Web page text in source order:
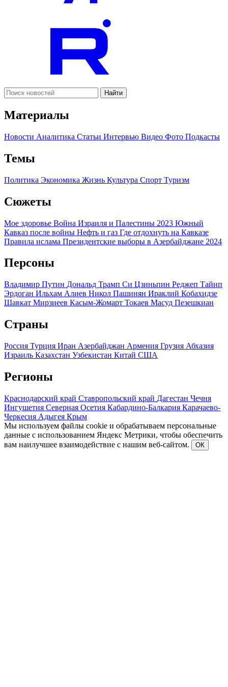
Найти
Материалы
Новости Аналитика Статьи Интервью Видео Фото Подкасты
Темы
Политика Экономика Жизнь Культура Спорт Туризм
Сюжеты
Мое здоровье Война Израиля и Палестины 2023 Южный
Кавказ после войны Нефть и газ Где отдохнуть на Кавказе
Правила ислама Президентские выборы в Азербайджане 2024
Персоны
Владимир Путин Дональд Трамп Си Цзиньпин Реджеп Тайип
Эрдоган Ильхам Алиев Никол Пашинян Ираклий Кобахидзе
Шавкат Мирзиеев Касым-Жомарт Токаев Масуд Пезешкиан
Страны
Россия Турция Иран Азербайджан Армения Грузия Абхазия
Израиль Казахстан Узбекистан Китай США
Регионы
Краснодарский край Ставропольский край Дагестан Чечня
Ингушетия Северная Осетия Кабардино-Балкария Карачаево-
Черкесия Адыгея Крым
Мы используем файлы cookie и обрабатываем персональные
данные с использованием Яндекс Метрики, чтобы обеспечить
вам наилучшее взаимодействие с нашим веб-сайтом.
ОК